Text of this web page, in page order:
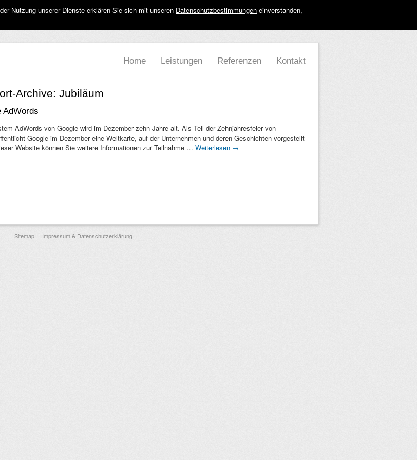
Nutzung unserer Dienste erklären Sie sich mit unseren Datenschutzbestimmungen einverstanden,
Home Leistungen Referenzen Kontakt
Archive: Jubiläum
AdWords
AdWords von Google wird im Dezember zehn Jahre alt. Als Teil der Zehnjahresfeier von
Google im Dezember eine Weltkarte, auf der Unternehmen und deren Geschichten vorgestellt
Website können Sie weitere Informationen zur Teilnahme … Weiterlesen →
Sitemap Impressum & Datenschutzerklärung